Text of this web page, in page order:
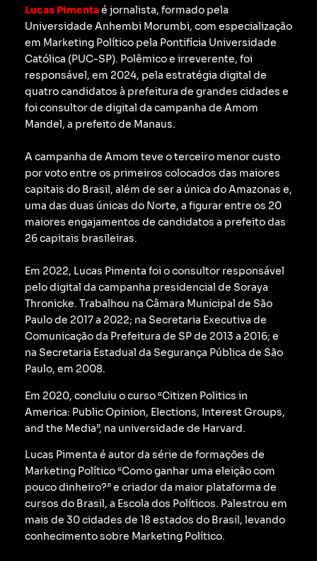
Lucas Pimentaé jornalista, formado pela
Universidade Anhembi Morumbi, com especialização
em Marketing Político pela Pontifícia Universidade
Católica (PUC-SP). Polêmico e irreverente, foi
responsável, em 2024, pela estratégia digital de
quatro candidatos à prefeitura de grandes cidades e
foi consultor de digital da campanha de Amom
Mandel, a prefeito de Manaus.
A campanha de Amom teve o terceiro menor custo
por voto entre os primeiros colocados das maiores
capitais do Brasil, além de ser a única do Amazonas e,
uma das duas únicas do Norte, a figurar entre os 20
maiores engajamentos de candidatos a prefeito das
26 capitais brasileiras.
Em 2022, Lucas Pimenta foi o consultor responsável
pelo digital da campanha presidencial de Soraya
Thronicke. Trabalhou na Câmara Municipal de São
Paulo de 2017 a 2022; na Secretaria Executiva de
Comunicação da Prefeitura de SP de 2013 a 2016; e
na Secretaria Estadual da Segurança Pública de São
Paulo, em 2008.
Em 2020, concluiu o curso “Citizen Politics in
America: Public Opinion, Elections, Interest Groups,
and the Media”, na universidade de Harvard.
Lucas Pimenta é autor da série de formações de
Marketing Político “Como ganhar uma eleição com
pouco dinheiro?” e criador da maior plataforma de
cursos do Brasil, a Escola dos Políticos. Palestrou em
mais de 30 cidades de 18 estados do Brasil, levando
conhecimento sobre Marketing Político.